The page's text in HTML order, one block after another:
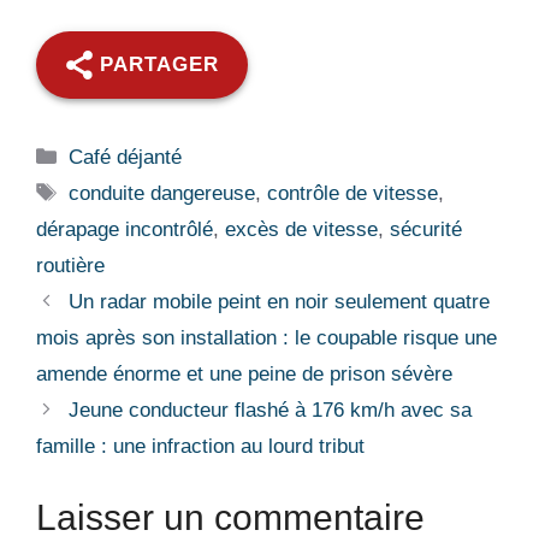
PARTAGER
Catégories
Café déjanté
Étiquettes
conduite dangereuse,contrôle de vitesse,
dérapage incontrôlé, excès de vitesse, sécurité
routière
Un radar mobile peint en noir seulement quatre
mois après son installation : le coupable risque une
amende énorme et une peine de prison sévère
Jeune conducteur flashé à 176 km/h avec sa
famille : une infraction au lourd tribut
Laisser un commentaire